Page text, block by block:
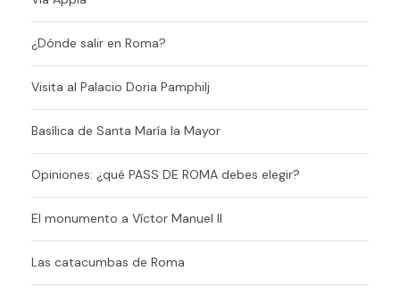
¿Dónde salir en Roma?
Visita al Palacio Doria Pamphilj
Basílica de Santa María la Mayor
Opiniones: ¿qué PASS DE ROMA debes elegir?
El monumento a Víctor Manuel II
Las catacumbas de Roma